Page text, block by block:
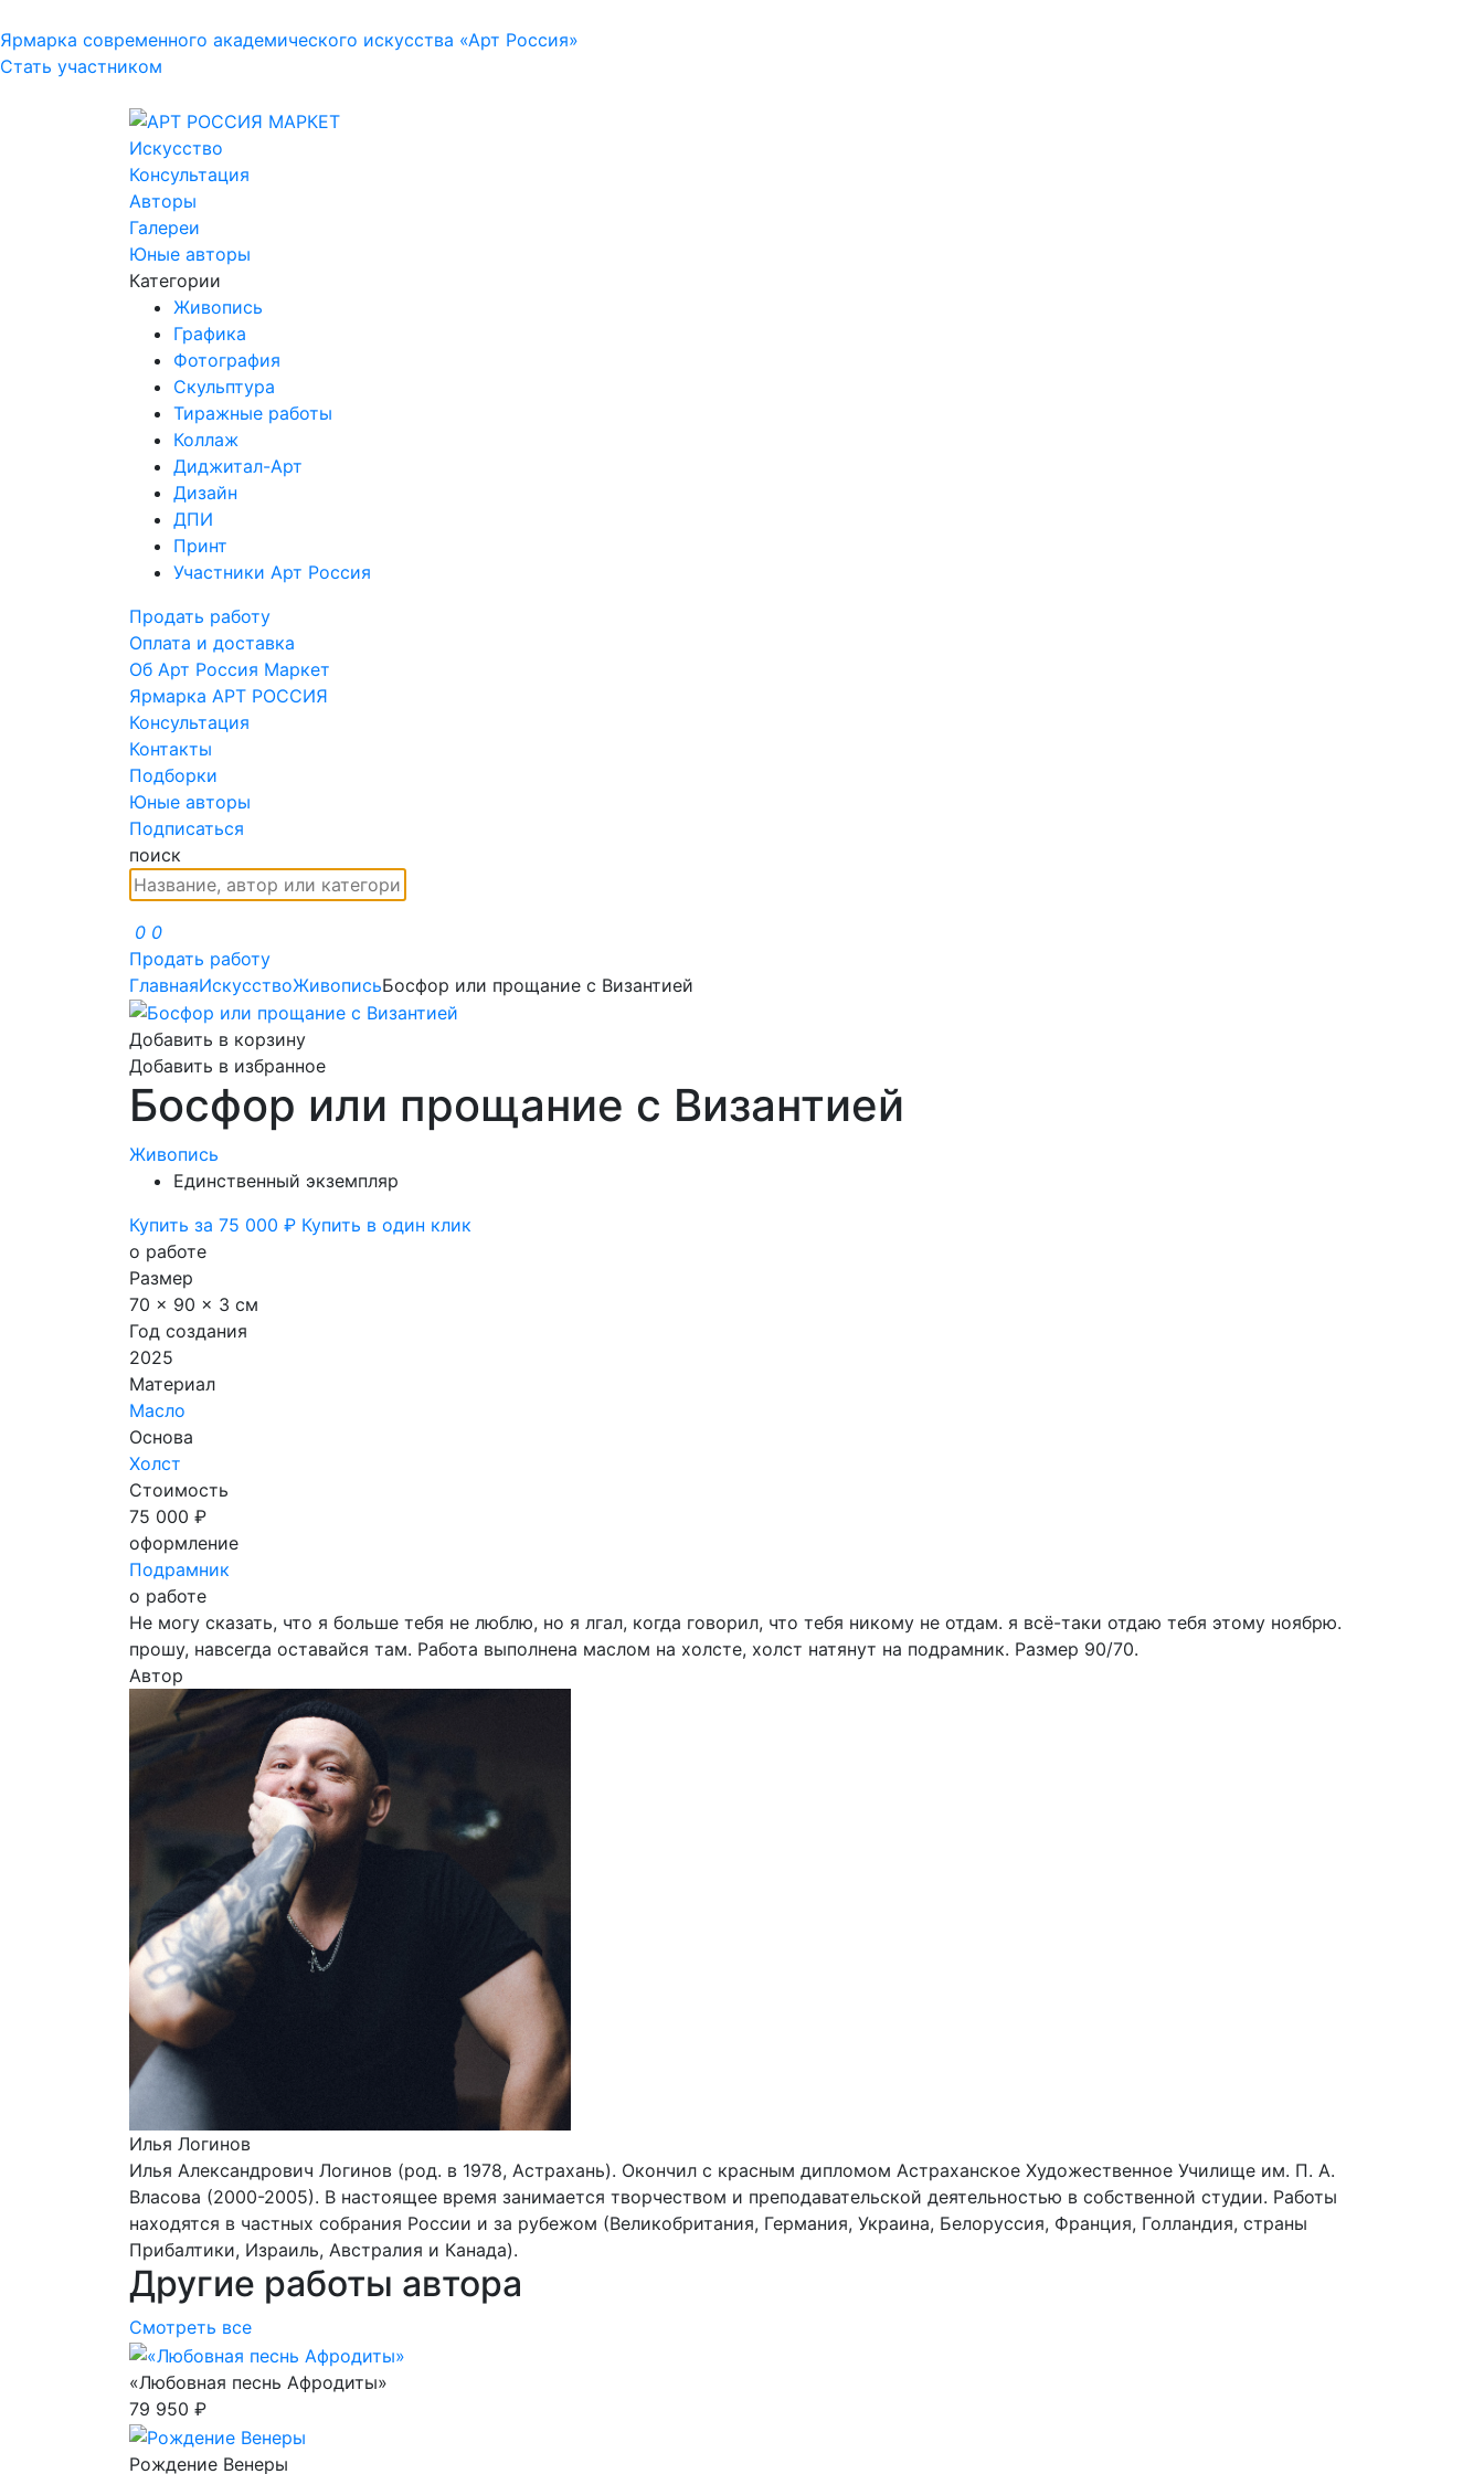
Ярмарка современного академического искусства «Арт Россия»
Стать участником
Искусство
Консультация
Авторы
Галереи
Юные авторы
Категории
Живопись
Графика
Фотография
Скульптура
Тиражные работы
Коллаж
Диджитал-Арт
Дизайн
ДПИ
Принт
Участники Арт Россия
Продать работу
Оплата и доставка
Об Арт Россия Маркет
Ярмарка АРТ РОССИЯ
Консультация
Контакты
Подборки
Юные авторы
Подписаться
поиск
0 0
Продать работу
ГлавнаяИскусствоЖивописьБосфор или прощание с Византией
Добавить в корзину
Добавить в избранное
Босфор или прощание с Византией
Живопись
Единственный экземпляр
Купить за 75 000 ₽ Купить в один клик
о работе
Размер
70 x 90 x 3 см
Год создания
2025
Материал
Масло
Основа
Холст
Стоимость
75 000 ₽
оформление
Подрамник
о работе
Не могу сказать, что я больше тебя не люблю, но я лгал, когда говорил, что тебя никому не отдам. я всё-таки отдаю тебя этому ноябрю.
прошу, навсегда оставайся там. Работа выполнена маслом на холсте, холст натянут на подрамник. Размер 90/70.
Автор
Илья Логинов
Илья Александрович Логинов (род. в 1978, Астрахань). Окончил с красным дипломом Астраханское Художественное Училище им. П. А.
Власова (2000-2005). В настоящее время занимается творчеством и преподавательской деятельностью в собственной студии. Работы
находятся в частных собрания России и за рубежом (Великобритания, Германия, Украина, Белоруссия, Франция, Голландия, страны
Прибалтики, Израиль, Австралия и Канада).
Другие работы автора
Смотреть все
«Любовная песнь Афродиты»
79 950 ₽
Рождение Венеры